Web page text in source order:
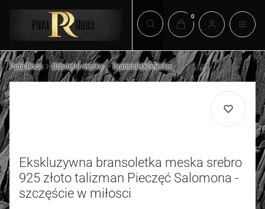
Otwórz wyszukiwarkę
Produkty w koszyku:
Puta Roca Biżuteria męska Bransoletki męskie
Ekskluzywna bransoletka meska srebro
925 złoto talizman Pieczęć Salomona -
szczęście w miłosci